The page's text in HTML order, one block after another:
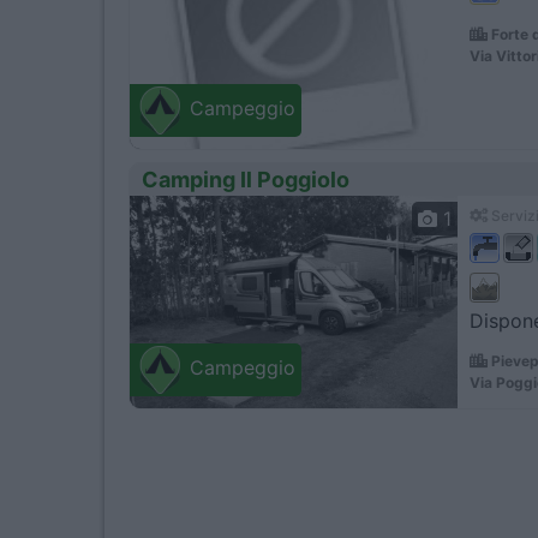
Campeggio
Forte
Via
Camping Il Poggiolo
Campeggio
1
Via